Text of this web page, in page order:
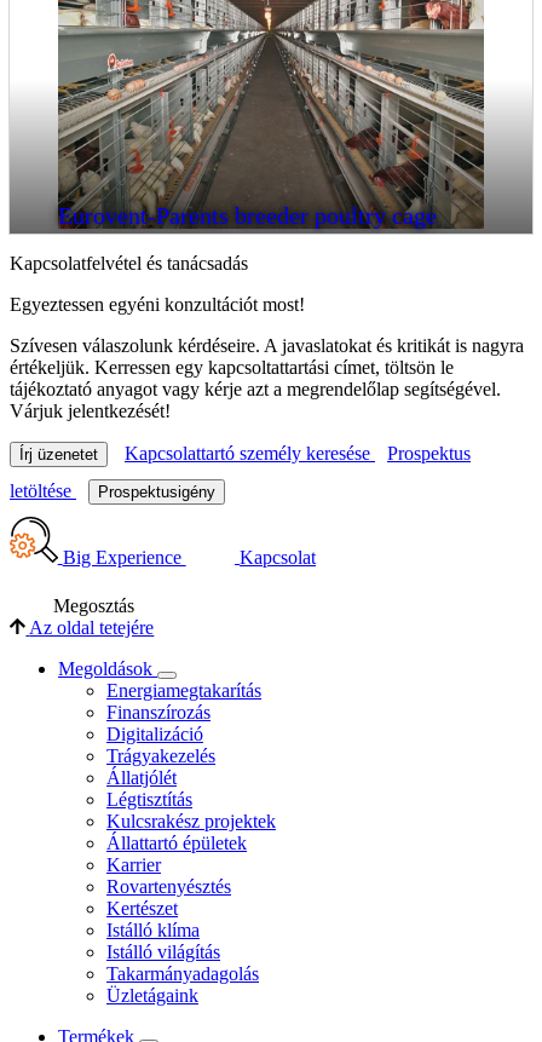
Eurovent-Parents breeder poultry cage
Kapcsolatfelvétel és tanácsadás
Egyeztessen egyéni konzultációt most!
Szívesen válaszolunk kérdéseire. A javaslatokat és kritikát is nagyra
értékeljük. Kerressen egy kapcsoltattartási címet, töltsön le
tájékoztató anyagot vagy kérje azt a megrendelőlap segítségével.
Várjuk jelentkezését!
Írj üzenetet Kapcsolattartó személy keresése
Prospektus
letöltése
Prospektusigény
Big Experience Kapcsolat
Megosztás
Az oldal tetejére
Megoldások
Energiamegtakarítás
Finanszírozás
Digitalizáció
Trágyakezelés
Állatjólét
Légtisztítás
Kulcsrakész projektek
Állattartó épületek
Karrier
Rovartenyésztés
Kertészet
Istálló klíma
Istálló világítás
Takarmányadagolás
Üzletágaink
Termékek